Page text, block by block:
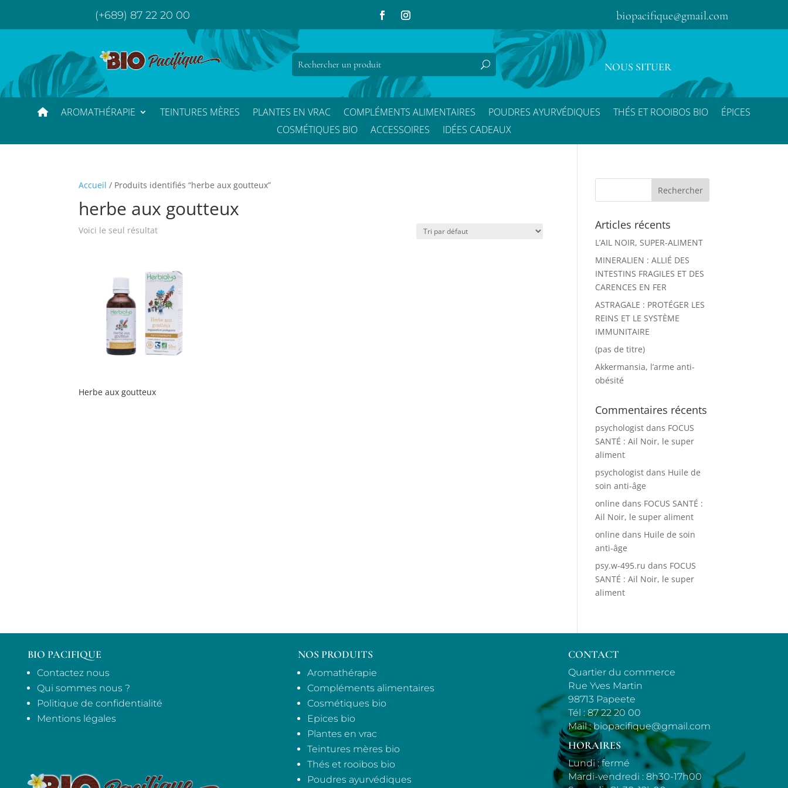
(+689) 87 22 20 00 biopacifique@gmail.com
NOUS SITUER
AROMATHÉRAPIE TEINTURES MÈRES PLANTES EN VRAC COMPLÉMENTS ALIMENTAIRES POUDRES AYURVÉDIQUES THÉS ET ROOIBOS BIO
ÉPICES
COSMÉTIQUES BIO
ACCESSOIRES IDÉES CADEAUX
Accueil / Produits identifiés “herbe aux goutteux”
herbe aux goutteux
Voici le seul résultat
Herbe aux goutteux
Articles récents
L’AIL NOIR, SUPER-ALIMENT
MINERALIEN : ALLIÉ DES
INTESTINS FRAGILES ET DES
CARENCES EN FER
ASTRAGALE : PROTÉGER LES
REINS ET LE SYSTÈME
IMMUNITAIRE
(pas de titre)
Akkermansia, l’arme anti-
obésité
Commentaires récents
psychologist dans FOCUS
SANTÉ : Ail Noir, le super
aliment
psychologist dans Huile de
soin anti-âge
online dans FOCUS SANTÉ :
Ail Noir, le super aliment
online dans Huile de soin
anti-âge
psy.w-495.ru dans FOCUS
SANTÉ : Ail Noir, le super
aliment
BIO PACIFIQUE
Contactez nous
Qui sommes nous ?
Politique de confidentialité
Mentions légales
NOS PRODUITS
Aromathérapie
Compléments alimentaires
Cosmétiques bio
Epices bio
Plantes en vrac
Teintures mères bio
Thés et rooibos bio
Poudres ayurvédiques
CONTACT
Quartier du commerce
Rue Yves Martin
98713 Papeete
Tél :87 22 20 00
Mail :biopacifique@gmail.com
HORAIRES
Lundi : fermé
Mardi-vendredi : 8h30-17h00